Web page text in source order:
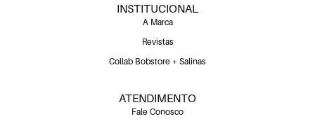
INSTITUCIONAL
A Marca
Revistas
Collab Bobstore + Salinas
ATENDIMENTO
Fale Conosco